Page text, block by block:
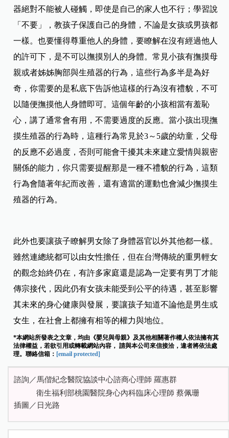
器絕對不能被人碰觸，即使是自己的家人也不行；學習說
「不要」，教孩子保護自己的身體，不論是女孩或男孩都
一樣。也要懂得尊重他人的身體，要瞭解在沒有經過他人
的許可下，是不可以撫摸別人的身體。常見小孩有撫摸母
親或者姊姊胸部與生殖器的行為，這些行為多半是為好
奇，你需要的是私底下告訴他這樣的行為沒有禮貌，不可
以隨便撫摸他人身體即可。這個年齡的小孩相當有羞恥
心，講了通常會有用，不需要過度的反應。當小孩出現撫
摸生殖器的行為時，這種行為常見於3～5歲的幼童，父母
的反應不必過度，否則可能會干擾其未來建立愛情與親密
關係的能力，你只需要提醒那是一種不禮貌的行為，這類
行為會隨著年紀而改善，還有適當的運動也會減少撫摸生
殖器的行為。
此外也要讓孩子瞭解男女除了身體器官以外其他都一樣。
雖然連總統都可以由女性擔任，但在台灣傳統的重男輕女
的觀念始終仍在，有許多家庭還是認為一定要有男丁才能
傳宗接代，因此仍有女孩未能受到公平的待遇，甚至影響
其未來的身心健康與發展，要讓孩子知道不論他是男生或
女生，在社會上都擁有相等的權力與地位。
*本網站所發表之文章，均由《嬰兒與母親》及其他相關著作權人依法擁有其
法律權益，若欲引用或轉載網站內容， 請與本公司來信接洽，違者將依法處
理。聯絡信箱： [email protected]
諮詢／馬偕紀念醫院協談中心諮商心理師 羅惠群
衛生福利部桃園醫院身心內科臨床心理師 蔡佩珊
插圖／日光路